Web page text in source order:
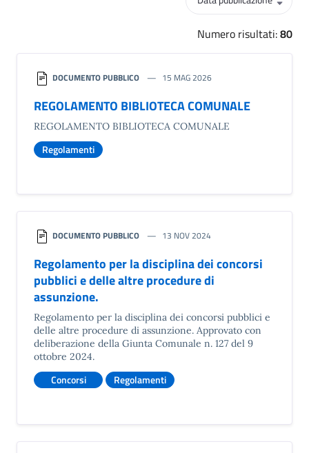
Numero risultati:80
DOCUMENTO PUBBLICO 15 MAG 2026
REGOLAMENTO BIBLIOTECA COMUNALE
REGOLAMENTO BIBLIOTECA COMUNALE
Regolamenti
DOCUMENTO PUBBLICO 13 NOV 2024
Regolamento per la disciplina dei concorsi
pubblici e delle altre procedure di
assunzione.
Regolamento per la disciplina dei concorsi pubblici e
delle altre procedure di assunzione. Approvato con
deliberazione della Giunta Comunale n. 127 del 9
ottobre 2024.
Concorsi Regolamenti